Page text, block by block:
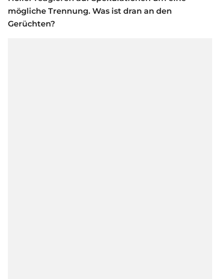
mögliche Trennung. Was ist dran an den
Gerüchten?